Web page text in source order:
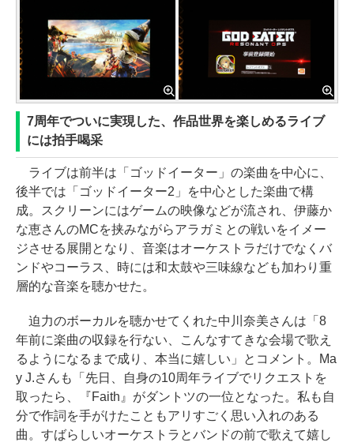
7周年でついに実現した、作品世界を楽しめるライブ
には拍手喝采
ライブは前半は「ゴッドイーター」の楽曲を中心に、
後半では「ゴッドイーター2」を中心とした楽曲で構
成。スクリーンにはゲームの映像などが流され、伊藤か
な恵さんのMCを挟みながらアラガミとの戦いをイメー
ジさせる展開となり、音楽はオーケストラだけでなくバ
ンドやコーラス、時には和太鼓や三味線なども加わり重
層的な音楽を聴かせた。
迫力のボーカルを聴かせてくれた中川奈美さんは「8
年前に楽曲の収録を行ない、こんなすてきな会場で歌え
るようになるまで成り、本当に嬉しい」とコメント。Ma
y J.さんも「先日、自身の10周年ライブでリクエストを
取ったら、『Faith』がダントツの一位となった。私も自
分で作詞を手がけたこともアリすごく思い入れのある
曲。すばらしいオーケストラとバンドの前で歌えて嬉し